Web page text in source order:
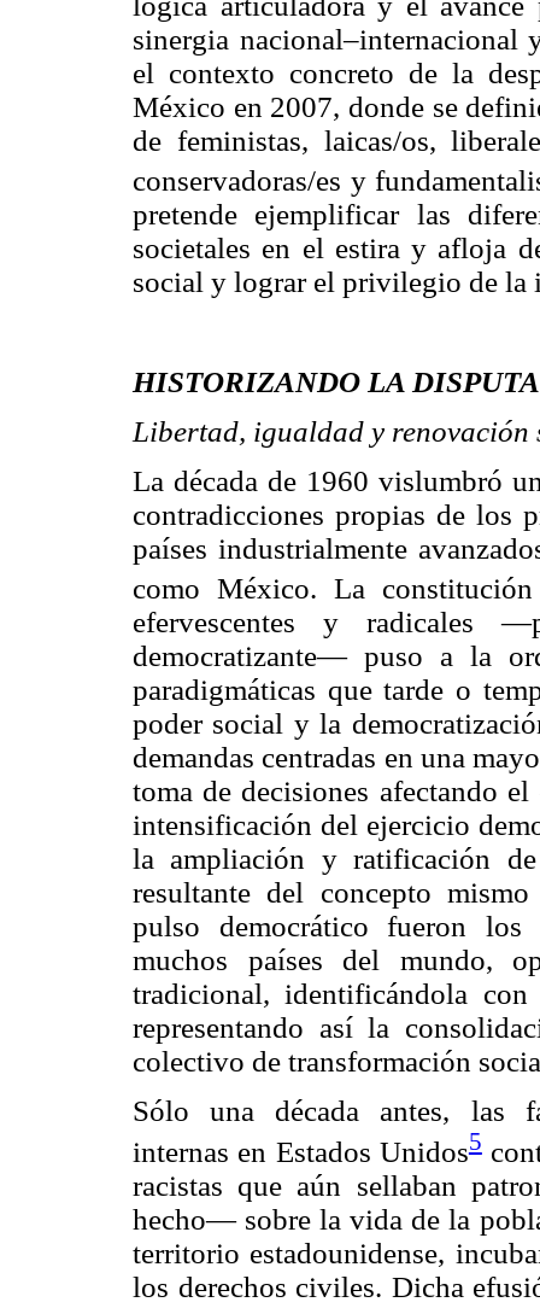
sinergia nacional–internacional
el contexto concreto de la
México en 2007, donde se
de feministas, laicas/os,
conservadoras/es y
pretende ejemplificar las
societales en el estira y afloja
social y lograr el privilegio de la
HISTORIZANDO LA DISPUTA
Libertad, igualdad y renovación
La década de 1960 vislumbró
contradicciones propias de los
países industrialmente
como México. La
efervescentes y radicales
democratizante— puso a la
paradigmáticas que tarde o
poder social y la
demandas centradas en una
toma de decisiones afectando
intensificación del ejercicio
la ampliación y ratificación
resultante del concepto
pulso democrático fueron
muchos países del mundo,
tradicional, identificándola
representando así la
colectivo de transformación
Sólo una década antes, las
internas en Estados Unidos5
racistas que aún sellaban
hecho— sobre la vida de la
territorio estadounidense,
los derechos civiles. Dicha